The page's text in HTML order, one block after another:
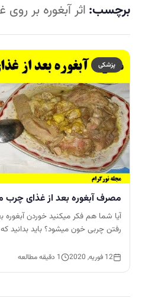
برچسب: اثر آبغوره بر
پزشکی
مصرف آبغوره بعد از غذای چرب
آیا شما هم فکر میکنید خوردن
رفتن چربی خون میشود؟ باید بدانید
12 فوریه, 2020 1 دقیقه مطالعه